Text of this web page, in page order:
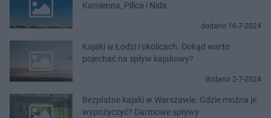
Kamienna, Pilica i Nida
dodano 16-7-2024
Kajaki w Łodzi i okolicach. Dokąd warto
pojechać na spływ kajakowy?
dodano 2-7-2024
Bezpłatne kajaki w Warszawie. Gdzie można je
wypożyczyć? Darmowe spływy